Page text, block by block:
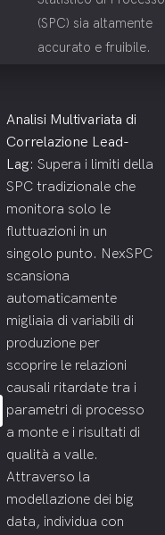
(SPC) sia altamente
accurato e fruibile.
Analisi Multivariata di
Correlazione Lead-
Lag: Supera i limiti della
SPC tradizionale che
monitora solo le
fluttuazioni in un
singolo punto. NexSPC
scansiona
automaticamente
migliaia di variabili di
produzione per
scoprire le relazioni
causali ritardate tra i
parametri di processo
a monte e i risultati di
qualità a valle.
Attraverso la
modellazione dei big
data, individua con